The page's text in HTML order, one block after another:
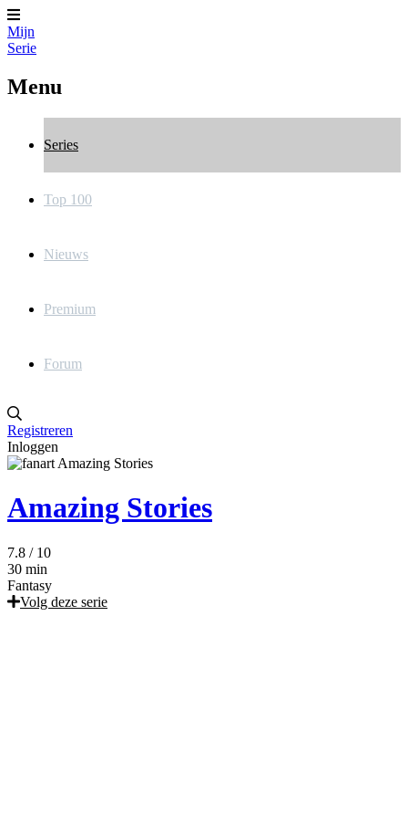
Mijn
Serie
Menu
Series
Top 100
Nieuws
Premium
Forum
Registreren
Inloggen
Amazing Stories
7.8 / 10
30 min
Fantasy
Volg deze serie